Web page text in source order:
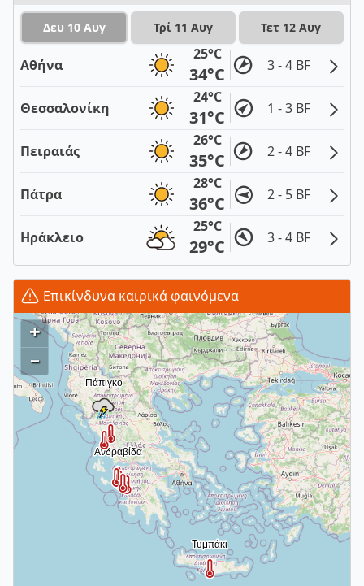
Δευ 10 Αυγ Τρί 11 Αυγ Τετ 12 Αυγ
Αθήνα
25°C
34°C 3 - 4 BF
Θεσσαλονίκη
24°C
31°C 1 - 3 BF
Πειραιάς
26°C
35°C 2 - 4 BF
Πάτρα
28°C
36°C 2 - 5 BF
Ηράκλειο
25°C
29°C 3 - 4 BF
Επικίνδυνα καιρικά φαινόμενα
+
–